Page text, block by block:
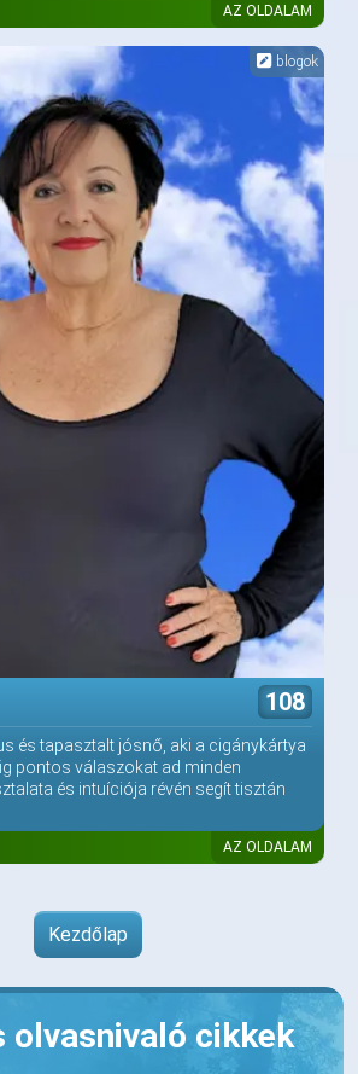
AZ OLDALAM
blogok
108
és tapasztalt jósnő, aki a cigánykártya
pontos válaszokat ad minden
és intuíciója révén segít tisztán
AZ OLDALAM
Kezdőlap
olvasnivaló cikkek